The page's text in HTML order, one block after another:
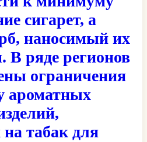
сигарет, а
наносимый их
В ряде регионов
ограничения
ароматных
табак для